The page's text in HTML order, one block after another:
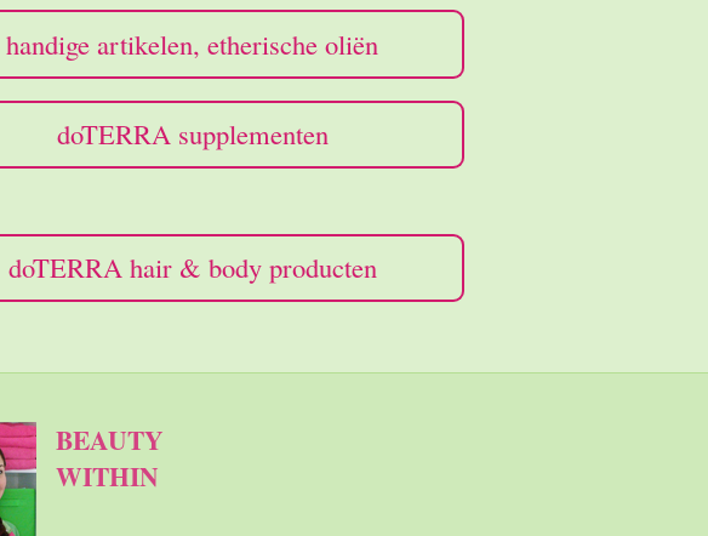
handige artikelen, etherische oliën
doTERRA supplementen
doTERRA hair & body producten
BEAUTY
WITHIN